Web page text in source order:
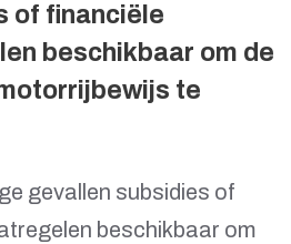
of financiële
beschikbaar om de
te
gevallen subsidies of
beschikbaar om